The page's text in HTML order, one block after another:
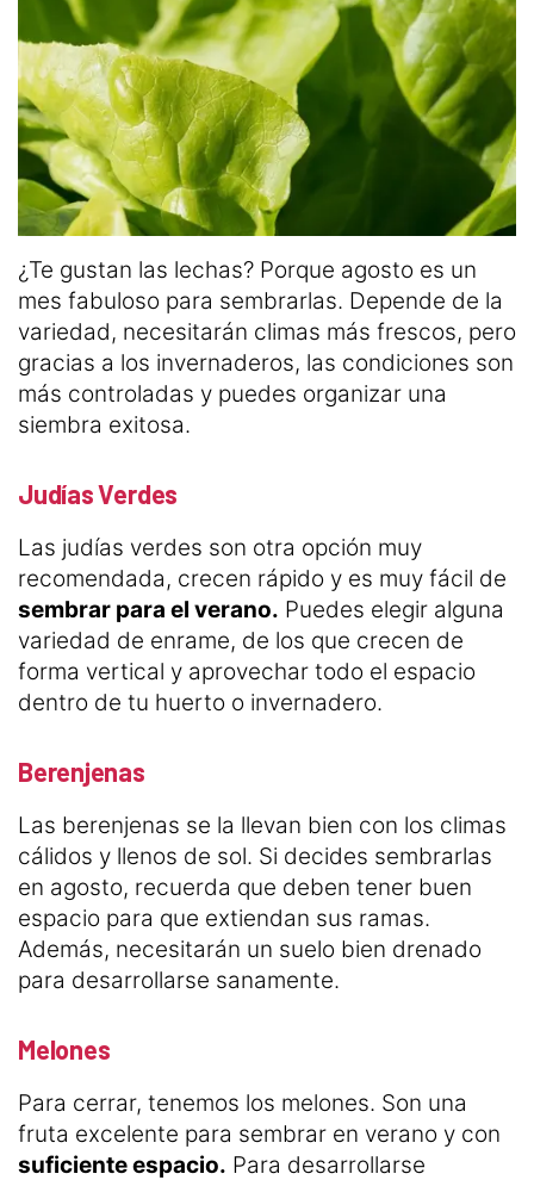
¿Te gustan las lechas? Porque agosto es un
mes fabuloso para sembrarlas. Depende de la
variedad, necesitarán climas más frescos, pero
gracias a los invernaderos, las condiciones son
más controladas y puedes organizar una
siembra exitosa.
Judías Verdes
Las judías verdes son otra opción muy
recomendada, crecen rápido y es muy fácil de
sembrar para el verano. Puedes elegir alguna
variedad de enrame, de los que crecen de
forma vertical y aprovechar todo el espacio
dentro de tu huerto o invernadero.
Berenjenas
Las berenjenas se la llevan bien con los climas
cálidos y llenos de sol. Si decides sembrarlas
en agosto, recuerda que deben tener buen
espacio para que extiendan sus ramas.
Además, necesitarán un suelo bien drenado
para desarrollarse sanamente.
Melones
Para cerrar, tenemos los melones. Son una
fruta excelente para sembrar en verano y con
suficiente espacio. Para desarrollarse